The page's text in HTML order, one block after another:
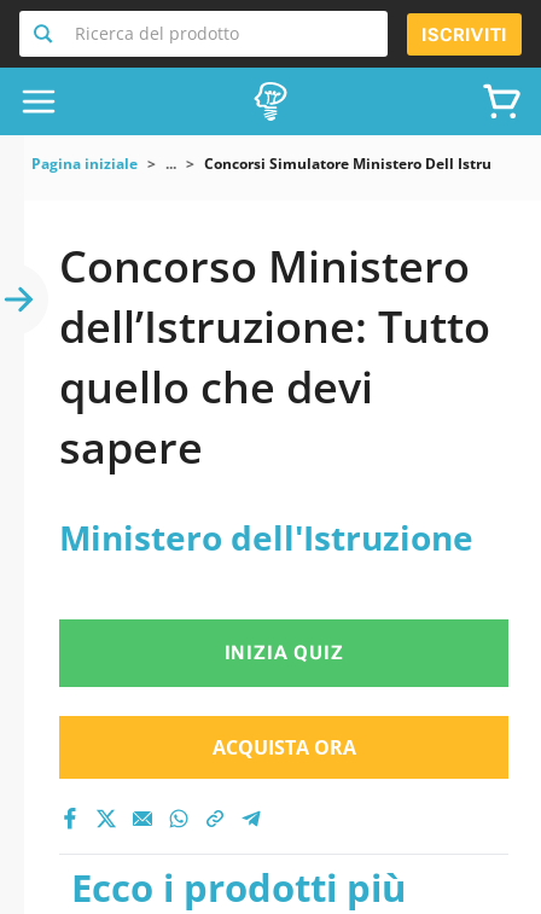
Ricerca del prodotto ISCRIVITI
Pagina iniziale ... Concorsi Simulatore Ministero Dell Istruzione
Concorso Ministero
dell’Istruzione: Tutto
quello che devi
sapere
Ministero dell'Istruzione
INIZIA QUIZ
ACQUISTA ORA
Ecco i prodotti più